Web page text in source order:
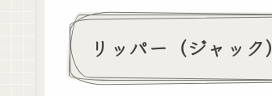
リッパー（ジャック）